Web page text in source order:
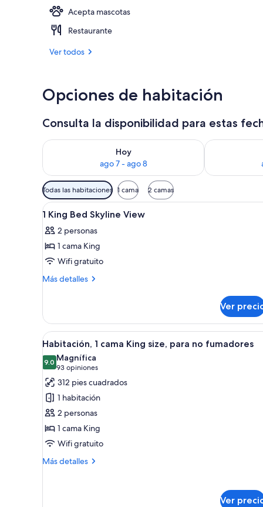
Acepta mascotas
Restaurante
Ver todos
Opciones de habitación
Consulta la disponibilidad para estas
Hoy
ago 7 - ago 8
Consulta la disponibilidad para hoy ago 7 - ago 8
Consulta la
Filtros
disponibles
para
habitaciones
Todas las habitaciones 1 cama 2 camas
Abrir
todas
las
fotos
de
1
Skyline
View
Habitación de hotel con
5
1 King Bed Skyline View
2 personas
1 cama King
Wifi gratuito
Más detalles
Más
King
Bed
Skyline
View
Ver
Abrir
todas
las
fotos
de
Habitación,
1
cama
King
size,
Habitación de hotel con sofá,
8
Habitación, 1 cama King size, para no fumadores
9.09.0 de 10
Magnífica
93 opiniones
(93
opiniones)
312 pies cuadrados
1 habitación
2 personas
1 cama King
Wifi gratuito
Más detalles
Más
Ver